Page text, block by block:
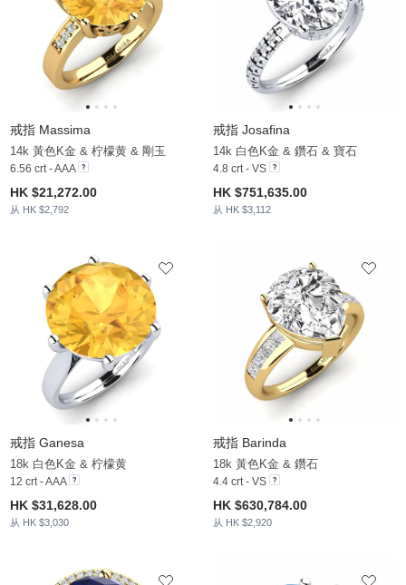
戒指 Massima
14k 黃色K金 & 柠檬黄 & 剛玉
6.56 crt - AAA
HK $21,272.00
从 HK $2,792
戒指 Josafina
14k 白色K金 & 鑽石 & 寶石
4.8 crt - VS
HK $751,635.00
从 HK $3,112
戒指 Ganesa
18k 白色K金 & 柠檬黄
12 crt - AAA
HK $31,628.00
从 HK $3,030
戒指 Barinda
18k 黃色K金 & 鑽石
4.4 crt - VS
HK $630,784.00
从 HK $2,920